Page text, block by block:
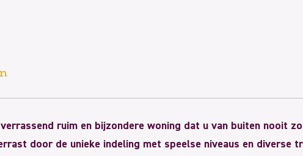
ruim en bijzondere woning dat u van buiten nooit
door de unieke indeling met speelse niveaus en diverse